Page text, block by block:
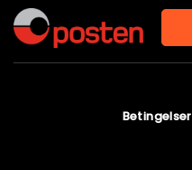
Betingelser